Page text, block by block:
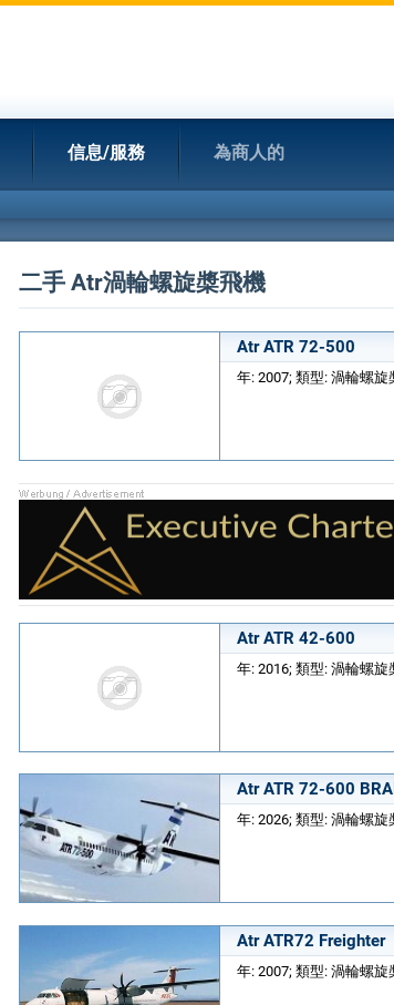
信息/服務 為商人的
二手 Atr渦輪螺旋槳飛機
Atr ATR 72-500
年: 2007; 類型: 渦輪螺
Atr ATR 42-600
年: 2016; 類型: 渦輪螺
Atr ATR 72-600
年: 2026; 類型: 渦輪螺
Atr ATR72 Freighter
年: 2007; 類型: 渦輪螺